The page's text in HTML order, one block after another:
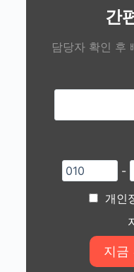
간
담당자 확인 후
-
개인